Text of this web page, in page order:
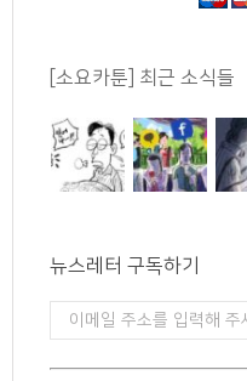
[소요카툰] 최근 소식들
뉴스레터 구독하기